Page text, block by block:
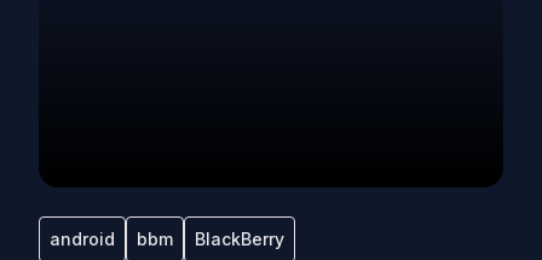
android bbm BlackBerry